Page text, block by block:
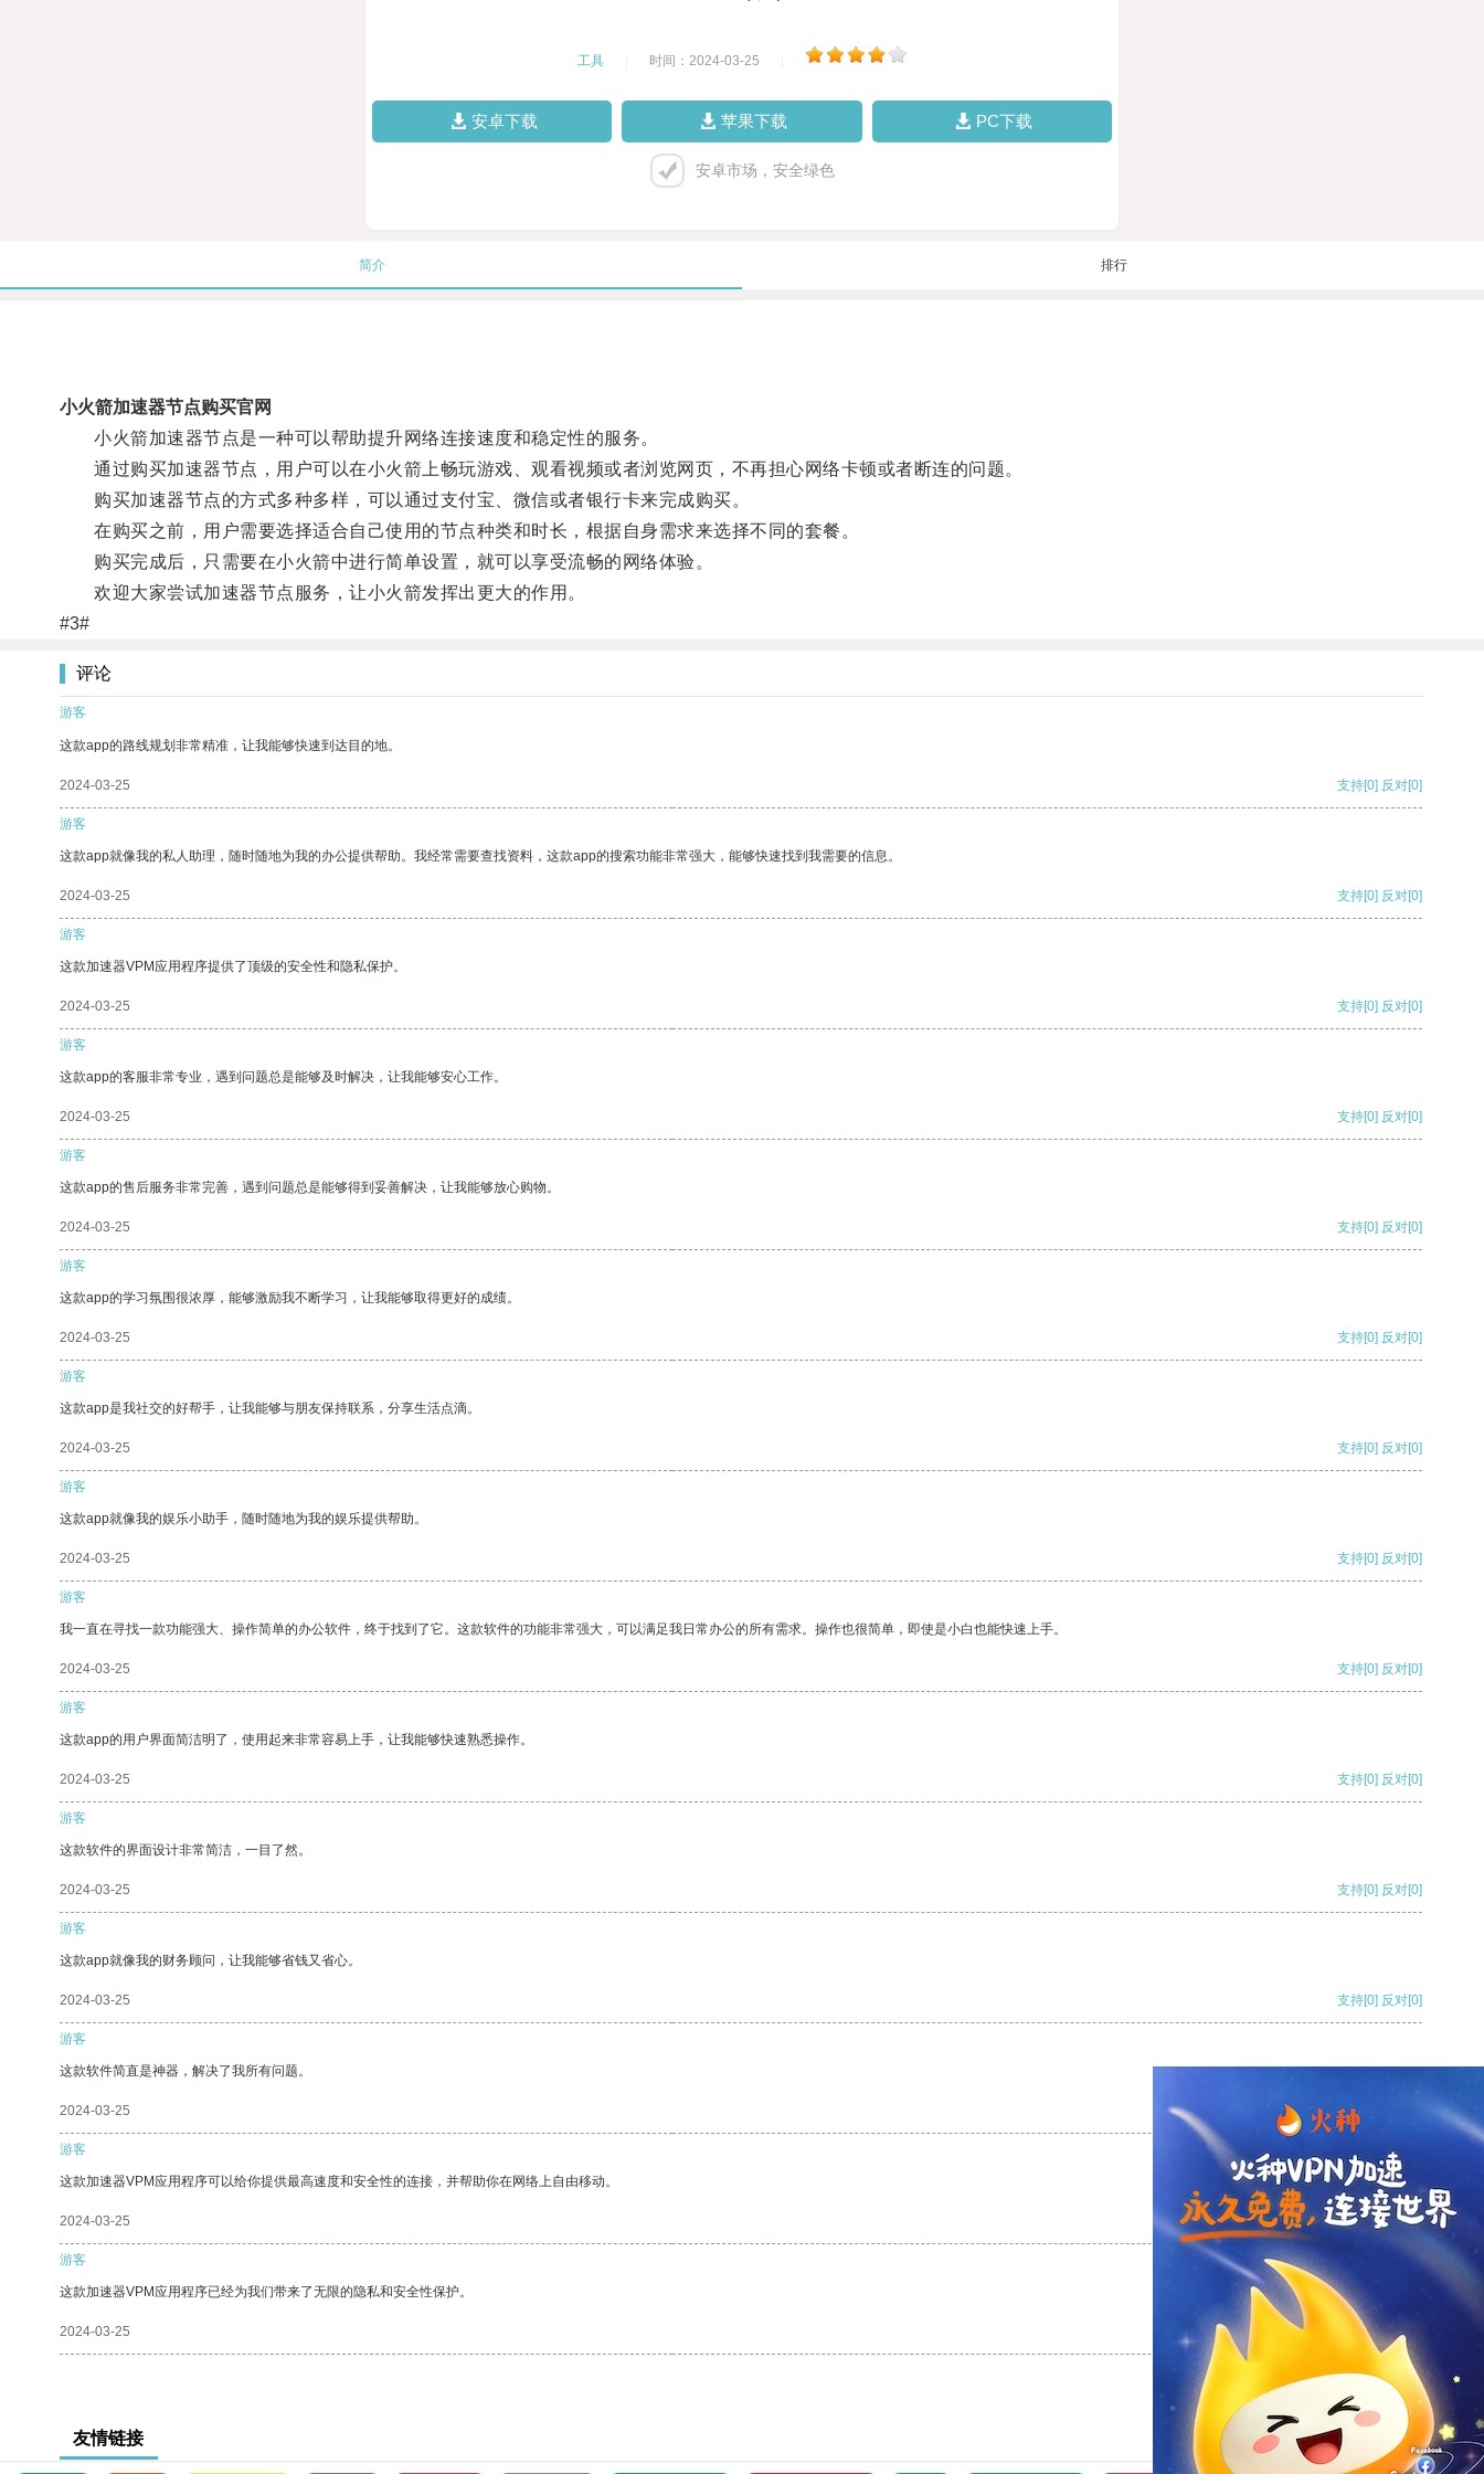
工具 时间：2024-03-25
安卓下载 苹果下载 PC下载
安卓市场，安全绿色
简介 排行
小火箭加速器节点购买官网
小火箭加速器节点是一种可以帮助提升网络连接速度和稳定性的服务。
通过购买加速器节点，用户可以在小火箭上畅玩游戏、观看视频或者浏览网页，不再担心网络卡顿或者断连的问题。
购买加速器节点的方式多种多样，可以通过支付宝、微信或者银行卡来完成购买。
在购买之前，用户需要选择适合自己使用的节点种类和时长，根据自身需求来选择不同的套餐。
购买完成后，只需要在小火箭中进行简单设置，就可以享受流畅的网络体验。
欢迎大家尝试加速器节点服务，让小火箭发挥出更大的作用。
#3#
评论
游客
这款app的路线规划非常精准，让我能够快速到达目的地。
2024-03-25 支持[0] 反对[0]
游客
这款app就像我的私人助理，随时随地为我的办公提供帮助。我经常需要查找资料，这款app的搜索功能非常强大，能够快速找到我需要的信息。
2024-03-25 支持[0] 反对[0]
游客
这款加速器VPM应用程序提供了顶级的安全性和隐私保护。
2024-03-25 支持[0] 反对[0]
游客
这款app的客服非常专业，遇到问题总是能够及时解决，让我能够安心工作。
2024-03-25 支持[0] 反对[0]
游客
这款app的售后服务非常完善，遇到问题总是能够得到妥善解决，让我能够放心购物。
2024-03-25 支持[0] 反对[0]
游客
这款app的学习氛围很浓厚，能够激励我不断学习，让我能够取得更好的成绩。
2024-03-25 支持[0] 反对[0]
游客
这款app是我社交的好帮手，让我能够与朋友保持联系，分享生活点滴。
2024-03-25 支持[0] 反对[0]
游客
这款app就像我的娱乐小助手，随时随地为我的娱乐提供帮助。
2024-03-25 支持[0] 反对[0]
游客
我一直在寻找一款功能强大、操作简单的办公软件，终于找到了它。这款软件的功能非常强大，可以满足我日常办公的所有需求。操作也很简单，即使是小白也能快速上手。
2024-03-25 支持[0] 反对[0]
游客
这款app的用户界面简洁明了，使用起来非常容易上手，让我能够快速熟悉操作。
2024-03-25 支持[0] 反对[0]
游客
这款软件的界面设计非常简洁，一目了然。
2024-03-25 支持[0] 反对[0]
游客
这款app就像我的财务顾问，让我能够省钱又省心。
2024-03-25 支持[0] 反对[0]
游客
这款软件简直是神器，解决了我所有问题。
2024-03-25 支持
游客
这款加速器VPM应用程序可以给你提供最高速度和安全性的连接，并帮助你在网络上自由移动。
2024-03-25 支持[0] 反对[0]
游客
这款加速器VPM应用程序已经为我们带来了无限的隐私和安全性保护。
2024-03-25 支持[0] 反对[0]
友情链接